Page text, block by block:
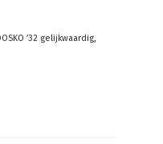
’32 gelijkwaardig,